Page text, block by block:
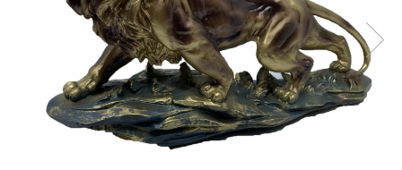
Cele mai vandute
Cele mai votate
Cu video